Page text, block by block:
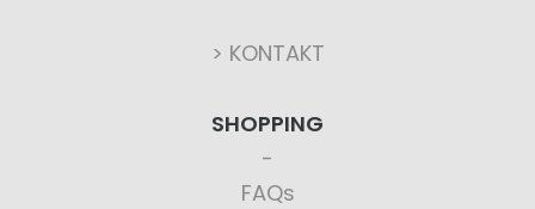
> KONTAKT
SHOPPING
FAQs